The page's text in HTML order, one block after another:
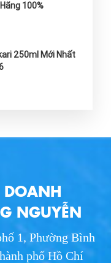
100%
250ml Mới Nhất
HCM - Dịch Vụ
DOANH
NGUYỄN
1, Phường Bình
phố Hồ Chí